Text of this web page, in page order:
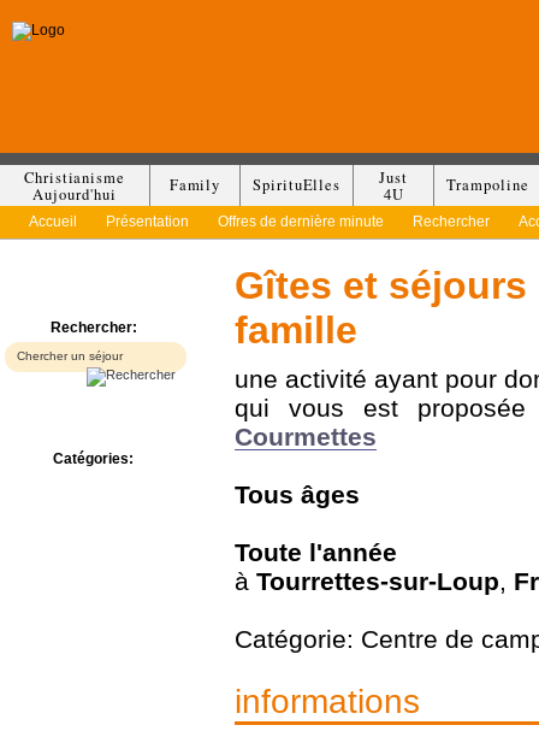
Christianisme
Aujourd'hui
Family SpirituElles
Just
4U
Trampoline
Accueil Présentation Offres de dernière minute Rechercher
Rechercher:
Catégories:
Gîtes et
famille
une activité ayant pour
qui vous est
Courmettes
Tous âges
Toute l'année
à Tourrettes-sur-Loup,
Catégorie: Centre de
informations